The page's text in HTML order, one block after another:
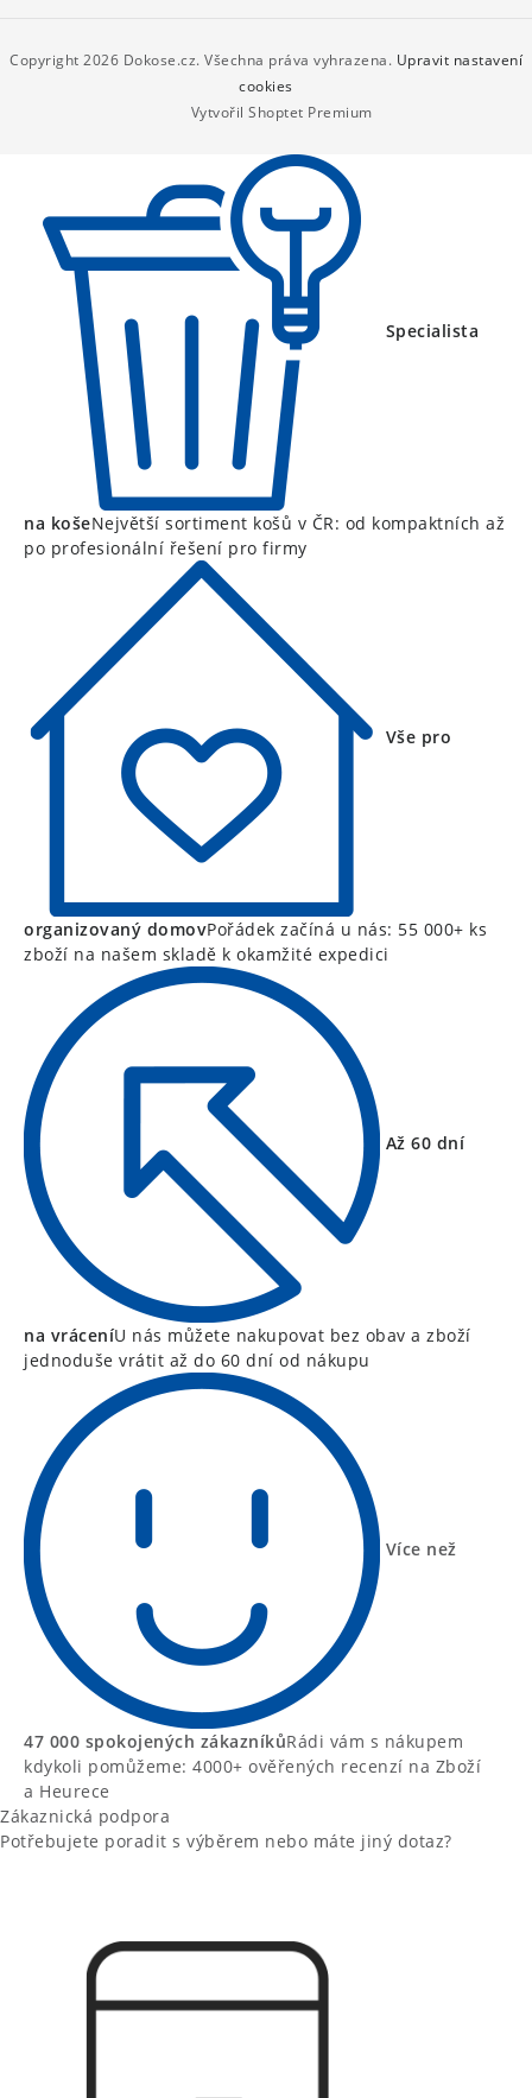
p
Vytvořil Shoptet Premium
Copyright 2026 Dokose.cz. Všechna práva vyhrazena. Upravit nastavení
cookies
Specialista
na košeNejvětší sortiment košů v ČR: od kompaktních až
po profesionální řešení pro firmy
Vše pro
organizovaný domovPořádek začíná u nás: 55 000+ ks
zboží na našem skladě k okamžité expedici
Až 60 dní
na vráceníU nás můžete nakupovat bez obav a zboží
jednoduše vrátit až do 60 dní od nákupu
Více než
47 000 spokojených zákazníkůRádi vám s nákupem
kdykoli pomůžeme: 4000+ ověřených recenzí na Zboží
a Heurece
Zákaznická podpora
Potřebujete poradit s výběrem nebo máte jiný dotaz?